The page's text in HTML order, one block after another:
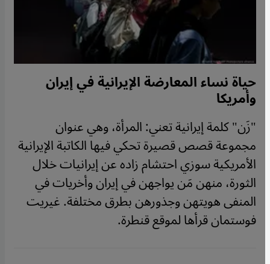
حياة نساء المعارضة الإيرانية في إيران
وأمريكا
"زَن" كلمة إيرانية تعني: المرأة، وهي عنوان
مجموعة قصص قصيرة تحكي فيها الكاتبة الإيرانية
الأمريكية سوزي احتشام زاده عن إيرانيات خلال
الثورة، منهن مَن يواجهن في إيران وأخريات في
المنفى هويتهن وجذورهن بطرق مختلفة. غيريت
فوستمان قرأها لموقع قنطرة.